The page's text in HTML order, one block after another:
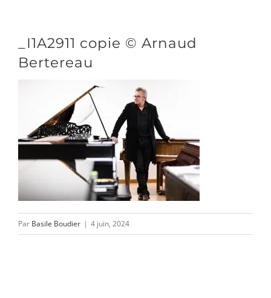
contenu
VENIR
NOUS SUIVRE
L’ASSOCIATION
_I1A2911 copie © Arnaud
Bertereau
Par Basile Boudier | 4 juin, 2024